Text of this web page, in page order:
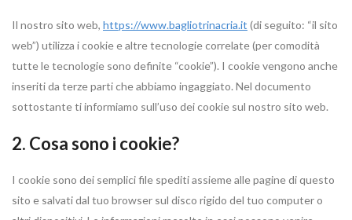
Il nostro sito web, https://www.bagliotrinacria.it (di seguito: “il sito
web”) utilizza i cookie e altre tecnologie correlate (per comodità
tutte le tecnologie sono definite “cookie”). I cookie vengono anche
inseriti da terze parti che abbiamo ingaggiato. Nel documento
sottostante ti informiamo sull’uso dei cookie sul nostro sito web.
2. Cosa sono i cookie?
I cookie sono dei semplici file spediti assieme alle pagine di questo
sito e salvati dal tuo browser sul disco rigido del tuo computer o